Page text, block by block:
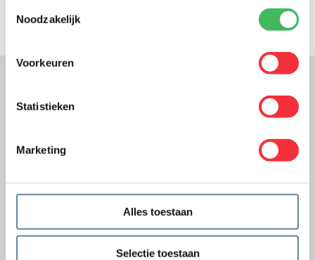
Noodzakelijk
Voorkeuren
Statistieken
Marketing
Alles toestaan
Selectie toestaan